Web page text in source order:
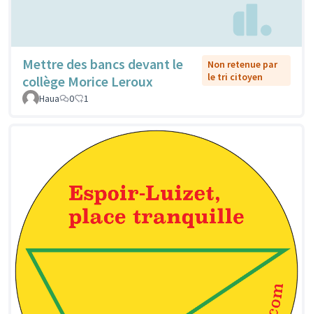
Mettre des bancs devant le
collège Morice Leroux
Non retenue par
le tri citoyen
Haua
0 1